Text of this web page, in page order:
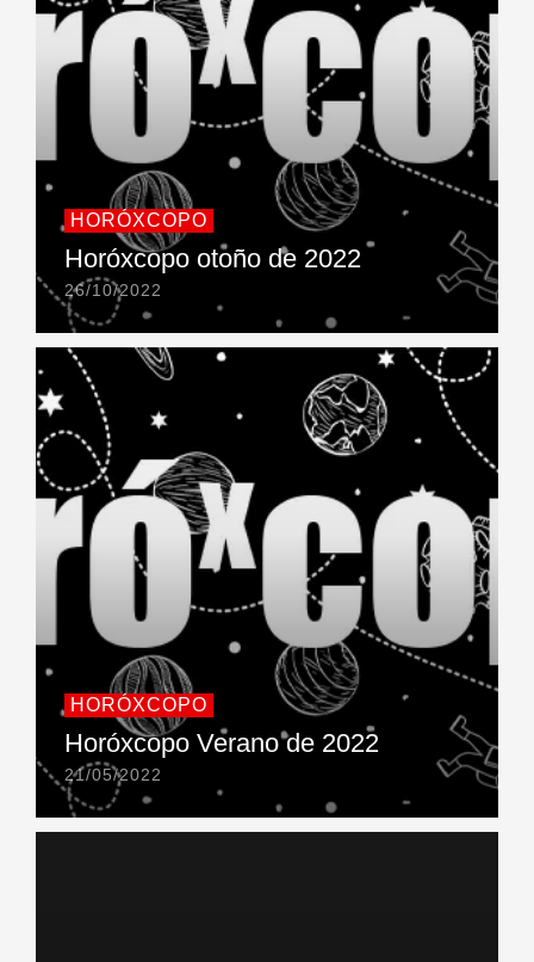
HORÓXCOPO
Horóxcopo otoño de 2022
26/10/2022
HORÓXCOPO
Horóxcopo Verano de 2022
21/05/2022